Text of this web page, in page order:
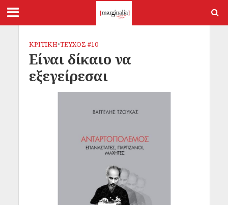
ΚΡΙΤΙΚΗ•ΤΕΥΧΟΣ #10
Είναι δίκαιο να
εξεγείρεσαι